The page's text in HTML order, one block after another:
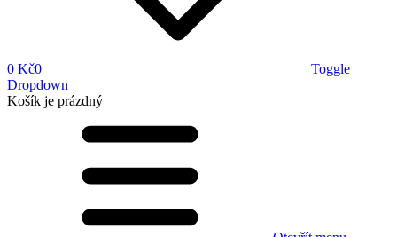
0 Kč0
Toggle
Dropdown
Košík je prázdný